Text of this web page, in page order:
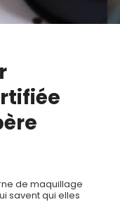
de maquillage
savent qui elles